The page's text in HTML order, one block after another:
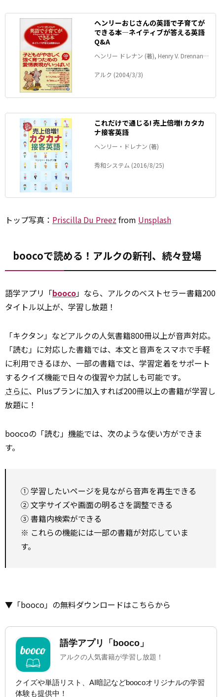
ヘンリーおじさんの英語で子育てが
できる本―ネイティブが答える英語
Q&A
ヘンリー ドレナン (著), Henry V. Drennan
アルク (2004/3/3)
これだけで通じる! 売上倍増! カタカ
ナ接客英語
ヘンリー・ドレナン (著)
秀和システム (2016/8/25)
トップ写真： Priscilla Du Preez from Unsplash
boocoで読める！アルクの新刊、続々登場
語学アプリ「booco」なら、アルクのベストセラー書籍200
タイトル以上が、学習し放題！
「キクタン」などアルクの人気書籍800冊以上が音声対応。
「読む」に対応した書籍では、本文と音声をスマホで手軽
に利用できるほか、一部の書籍では、学習定着をサポート
するクイズ機能で日々の復習や力試しも可能です。
さらに、Plusプランに加入すれば200冊以上の書籍が学習し
放題に！
boocoの「読む」 機能では、次のような使い方ができま
す。
① 学習したいページを見ながら音声を再生できる
② 文字サイズや画面の明るさを調整できる
③ 書籍内検索ができる
※ これらの機能には一部の書籍が対応していま
す。
▼「booco」の無料ダウンロードはこちらから